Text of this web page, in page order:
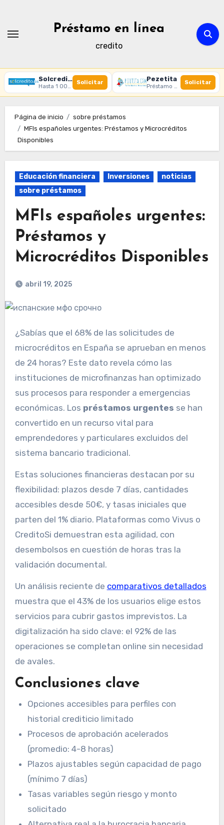
contenido
Préstamo en línea
credito
Solcredito
Hasta 1 000 € · 30 días · 100% online
Solicitar Pezetita
Préstamo online · Aprobación rápida
Solicitar
Página de inicio
sobre préstamos
MFIs españoles urgentes: Préstamos y Microcréditos
Disponibles
Educación financiera Inversiones
noticias
sobre préstamos
MFIs españoles urgentes:
Préstamos y
Microcréditos Disponibles
abril 19, 2025
¿Sabías que el 68% de las solicitudes de
microcréditos en España se aprueban en menos
de 24 horas? Este dato revela cómo las
instituciones de microfinanzas han optimizado
sus procesos para responder a emergencias
económicas. Los préstamos urgentes se han
convertido en un recurso vital para
emprendedores y particulares excluidos del
sistema bancario tradicional.
Estas soluciones financieras destacan por su
flexibilidad: plazos desde 7 días, cantidades
accesibles desde 50€, y tasas iniciales que
parten del 1% diario. Plataformas como Vivus o
CreditoSi demuestran esta agilidad, con
desembolsos en cuestión de horas tras la
validación documental.
Un análisis reciente de comparativos detallados
muestra que el 43% de los usuarios elige estos
servicios para cubrir gastos imprevistos. La
digitalización ha sido clave: el 92% de las
operaciones se completan online sin necesidad
de avales.
Conclusiones clave
Opciones accesibles para perfiles con
historial crediticio limitado
Procesos de aprobación acelerados
(promedio: 4-8 horas)
Plazos ajustables según capacidad de pago
(mínimo 7 días)
Tasas variables según riesgo y monto
solicitado